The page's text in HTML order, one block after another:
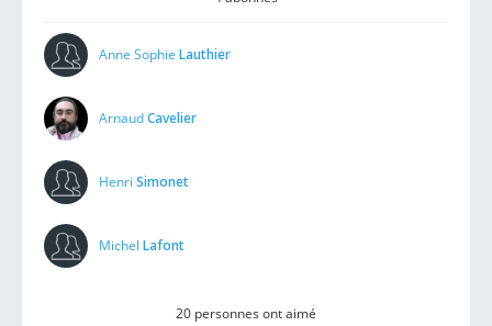
Anne Sophie Lauthier
ArnaudCavelier
Henri Simonet
Michel Lafont
20 personnes ont aimé